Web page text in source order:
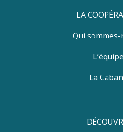
LA
Qui sommes-
L’équipe
La